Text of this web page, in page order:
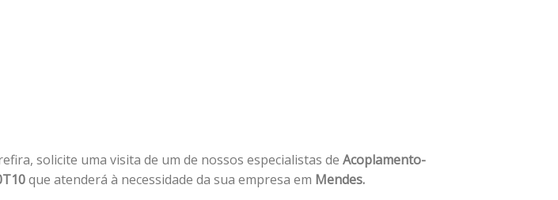
solicite uma visita de um de nossos especialistas de Acoplamento-
que atenderá à necessidade da sua empresa em Mendes.